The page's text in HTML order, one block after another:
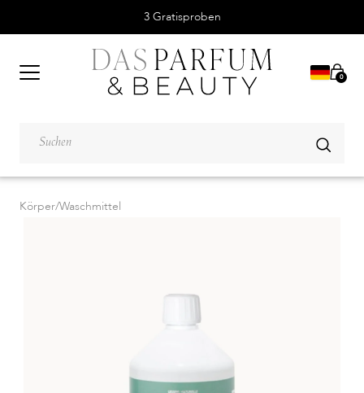
3 Gratisproben
0
Körper/Waschmittel